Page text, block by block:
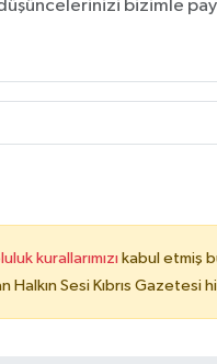
kurallarımızı kabul etmiş
Halkın Sesi Kıbrıs